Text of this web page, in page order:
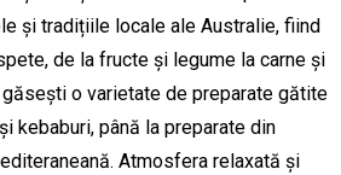
și tradițiile locale ale Australie, fiind
de la fructe și legume la carne și
o varietate de preparate gătite
kebaburi, până la preparate din
Atmosfera relaxată și